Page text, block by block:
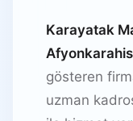
Karayatak
gösteren
uzman